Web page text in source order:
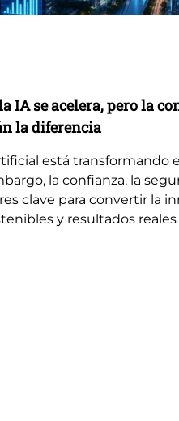
IA se acelera, pero la
la diferencia
está transformando
la confianza, la
clave para convertir la
y resultados